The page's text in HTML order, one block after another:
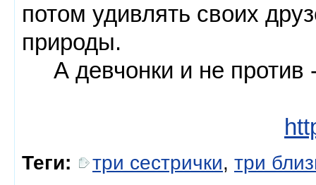
потом удивлять своих
природы.
А девчонки и не против
Теги: три сестрички, три